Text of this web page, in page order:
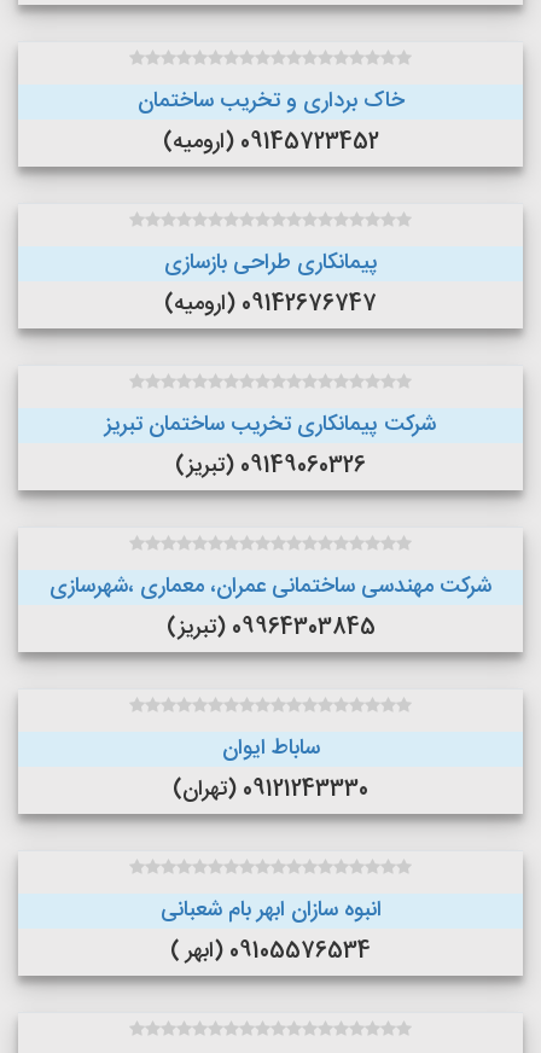
خاک برداری و تخریب ساختمان
09145723452 (ارومیه)
پیمانکاری طراحی بازسازی
09142676747 (ارومیه)
شرکت پیمانکاری تخریب ساختمان تبریز
09149060326 (تبریز)
شرکت مهندسی ساختمانی عمران، معماری ،شهرسازی
09964303845 (تبریز)
ساباط ایوان
09121243330 (تهران)
انبوه سازان ابهر بام شعبانی
09105576534 (ابهر )